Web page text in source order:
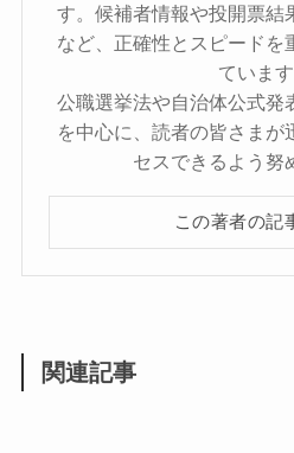
す。候補者情報や投開票結
など、正確性とスピードを
ています
公職選挙法や自治体公式発
を中心に、読者の皆さまが
セスできるよう努
この著者の記
関連記事